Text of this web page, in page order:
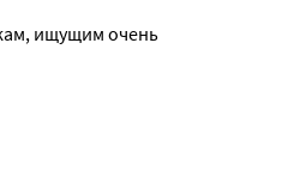
ищущим очень